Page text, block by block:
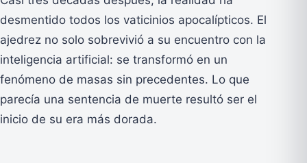
desmentido todos los vaticinios apocalípticos. El
ajedrez no solo sobrevivió a su encuentro con la
inteligencia artificial: se transformó en un
fenómeno de masas sin precedentes. Lo que
parecía una sentencia de muerte resultó ser el
inicio de su era más dorada.